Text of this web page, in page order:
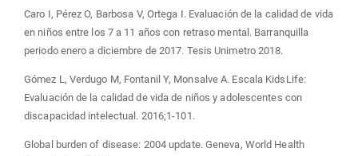
Caro I, Pérez O, Barbosa V, Ortega I. Evaluación de la calidad de vida
en niños entre los 7 a 11 años con retraso mental. Barranquilla
periodo enero a diciembre de 2017. Tesis Unimetro 2018.
Gómez L, Verdugo M, Fontanil Y, Monsalve A. Escala KidsLife:
Evaluación de la calidad de vida de niños y adolescentes con
discapacidad intelectual. 2016;1-101.
Global burden of disease: 2004 update. Geneva, World Health